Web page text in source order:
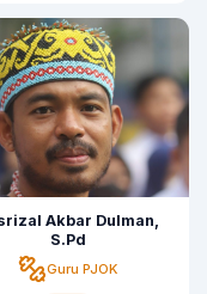
Akbar Dulman,
S.Pd
Guru PJOK